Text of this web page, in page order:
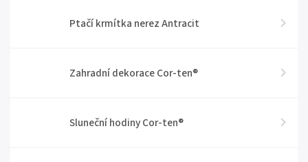
Ptačí krmítka nerez Antracit
Zahradní dekorace Cor-ten®
Sluneční hodiny Cor-ten®